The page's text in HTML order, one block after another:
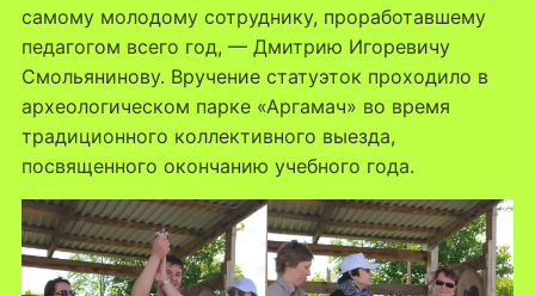
самому молодому сотруднику, проработавшему
педагогом всего год, — Дмитрию Игоревичу
Смольянинову. Вручение статуэток проходило в
археологическом парке «Аргамач» во время
традиционного коллективного выезда,
посвященного окончанию учебного года.